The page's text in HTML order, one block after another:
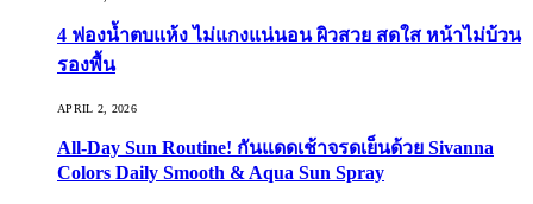
4 ฟองน้ำตบแห้ง ไม่แกงแน่นอน ผิวสวย สดใส หน้าไม่บ้วน
รองพื้น
APRIL 2, 2026
All-Day Sun Routine! กันแดดเช้าจรดเย็นด้วย Sivanna
Colors Daily Smooth & Aqua Sun Spray